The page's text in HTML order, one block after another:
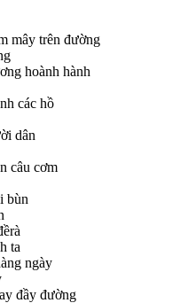
mây trên đường
hoành hành
các hồ
dân
câu cơm
bùn
ta
ngày
đầy đường